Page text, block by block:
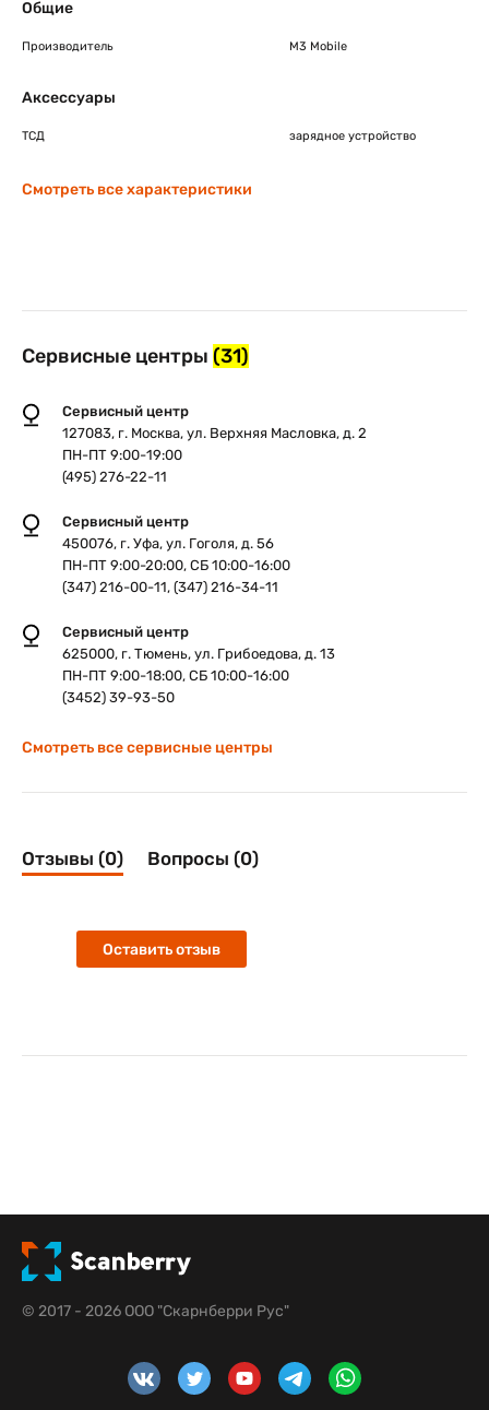
Общие
Производитель M3 Mobile
Аксессуары
ТСД зарядное устройство
Смотреть все характеристики
Сервисные центры (31)
Сервисный центр
127083, г. Москва, ул. Верхняя Масловка, д. 2
ПН-ПТ 9:00-19:00
(495) 276-22-11
Сервисный центр
450076, г. Уфа, ул. Гоголя, д. 56
ПН-ПТ 9:00-20:00, СБ 10:00-16:00
(347) 216-00-11, (347) 216-34-11
Сервисный центр
625000, г. Тюмень, ул. Грибоедова, д. 13
ПН-ПТ 9:00-18:00, СБ 10:00-16:00
(3452) 39-93-50
Смотреть все сервисные центры
Отзывы (0) Вопросы (0)
Оставить отзыв
© 2017 - 2026 ООО "Скарнберри Рус"